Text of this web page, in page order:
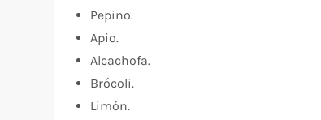
Pepino.
Apio.
Alcachofa.
Brócoli.
Limón.